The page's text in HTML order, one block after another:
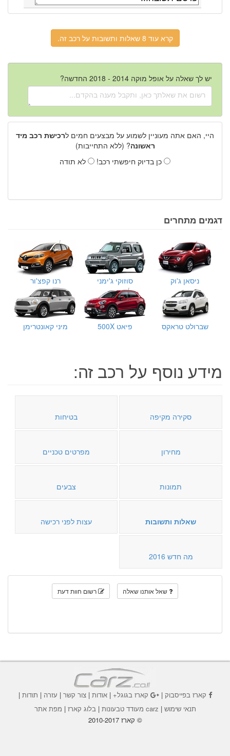
קרא עוד 8 שאלות ותשובות על רכב זה.
יש לך שאלה על אופל מוקה 2014 - 2018 החדשה?
היי, האם אתה מעוניין לשמוע על מבצעים חמים לרכישת רכב מיד
ראשונה? (ללא התחייבות)
כן בדיוק חיפשתי רכב!
לא תודה
דגמים מתחרים
ניסאן ג'וק סוזוקי ג'ימני רנו קפצ'ור
שברולט טראקס פיאט 500X מיני קאונטרימן
מידע נוסף על רכב זה:
סקירה מקיפה בטיחות
מחירון מפרטים טכניים
תמונות צבעים
שאלות ותשובות עצות לפני רכישה
מה חדש 2016
שאל אותנו שאלה רשום חוות דעת
קארז בפייסבוק| קארז בגוגל+|אודות |צור קשר | עזרה | תודות |
תנאי שימוש | carz מעודד טבעונות |בלוג קארז | מפת אתר
© קארז 2010-2017